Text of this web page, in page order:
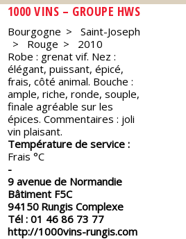
1000 VINS – GROUPE HWS
Bourgogne
Saint-Joseph
Rouge
2010
Robe : grenat vif. Nez :
élégant, puissant, épicé,
frais, côté animal. Bouche :
ample, riche, ronde, souple,
finale agréable sur les
épices. Commentaires : joli
vin plaisant.
Température de service :
Frais
9 avenue de Normandie
Bâtiment F5C
94150 Rungis Complexe
Tél : 01 46 86 73 77
http://1000vins-rungis.com